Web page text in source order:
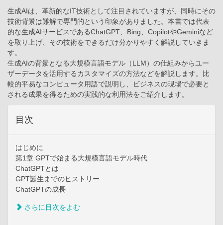
生成AIは、革新的なIT技術として注目されていますが、同時にその
技術背景は難解で専門的という印象がありました。本書では代表
的な生成AIサービスであるChatGPT、Bing、CopilotやGeminiなど
を取り上げ、その技術をできるだけ分かりやすく解説していきま
す。
生成AIの背景となる大規模言語モデル（LLM）の仕組みからユー
ザーデータを活用するカスタマイズの方法などを解説します。比
較的平易なコンピュータ用語で説明し、ビジネスの現場で必要と
される成果を得るための実践的な利用法をご紹介します。
目次
はじめに
第1章 GPTで始まる大規模言語モデル時代
ChatGPTとは
GPT誕生までのヒストリー
ChatGPTの成長
さらに目次をよむ